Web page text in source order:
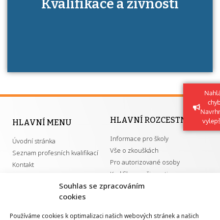
Souhlas se zpracováním
cookies
Používáme cookies k optimalizaci našich webových stránek a našich
má získání autorizace?
Kvalifikace a živnosti
HLAVNÍ MENU
Úvodní stránka
Seznam profesních kvalifikací
Kontakt
HLAVNÍ ROZCESTNÍK
Informace pro školy
Vše o zkouškách
Pro autorizované osoby
Kvalifikace a živnosti